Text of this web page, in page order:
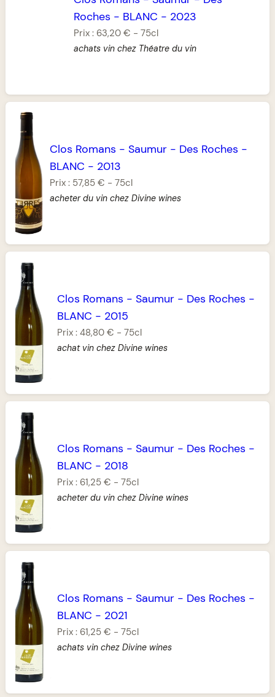
Roches - BLANC - 2023
Prix : 63,20 € - 75cl
achats vin chez Théatre du vin
Clos Romans -Saumur - Des Roches -
BLANC - 2013
Prix : 57,85 € -75cl
acheter du vin chez Divine wines
Clos Romans - Saumur- Des Roches -
BLANC - 2015
Prix : 48,80 € - 75cl
achat vin chez Divine wines
Clos Romans - Saumur- Des Roches -
BLANC - 2018
Prix : 61,25 € - 75cl
acheter du vin chez Divine wines
Clos Romans - Saumur- Des Roches -
BLANC - 2021
Prix : 61,25 € - 75cl
achats vin chez Divine wines